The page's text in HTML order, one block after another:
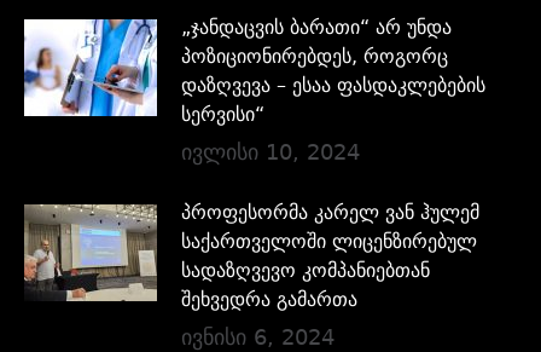
„ჯანდაცვის ბარათი“ არ უნდა
პოზიციონირებდეს, როგორც
დაზღვევა – ესაა ფასდაკლებების
სერვისი“
ივლისი 10, 2024
პროფესორმა კარელ ვან ჰულემ
საქართველოში ლიცენზირებულ
სადაზღვევო კომპანიებთან
შეხვედრა გამართა
ივნისი 6, 2024